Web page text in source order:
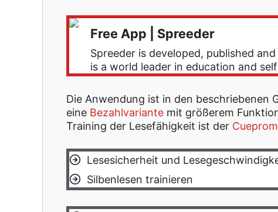
Free App | Spreeder
Spreeder is developed, published
is a world leader in education and
Die Anwendung ist in den beschriebenen
eine Bezahlvariante mit größerem
Training der Lesefähigkeit ist der
Lesesicherheit und
Silbenlesen trainieren